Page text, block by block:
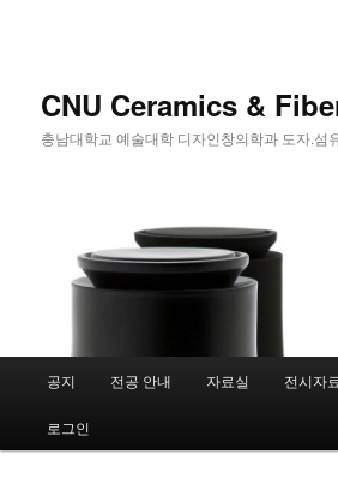
CNU Ceramics &
충남대학교 예술대학 디자인창의학과 도자.섬
뉴
공지 전공 안내 자료실 전시자료
로그인